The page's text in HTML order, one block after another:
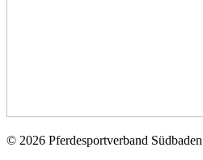
© 2026 Pferdesportverband Südbaden